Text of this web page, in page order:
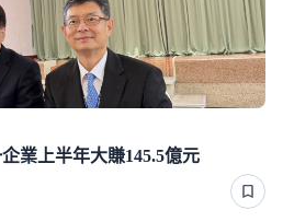
業上半年大賺145.5億元